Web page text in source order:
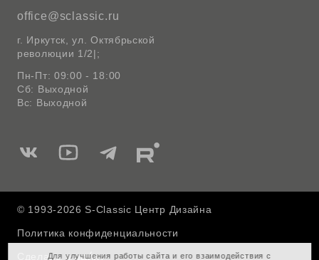
office@sclassic.ru
г. Иркутск, ул. Октябрьской
революции 1/2|;
Пн-Пт: 09:00 - 18:00
Сб: Выходной
Вс: Выходной
Мы
Вконтакте
Мы
Ютуб
Мы
Telegram
Мы
Rutube
© 1993-2026 S-Classic Центр Дизайна
Политика конфиденциальности
Сделано вДля улучшения работы сайта и его взаимодействия с